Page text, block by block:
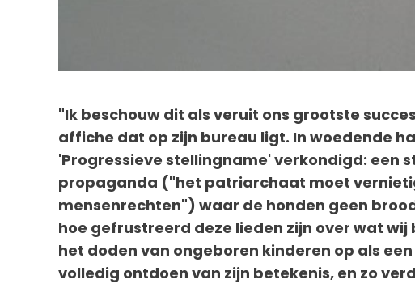
"Ik beschouw dit als veruit ons grootste
affiche dat op zijn bureau ligt. In woedende
'Progressieve stellingname' verkondigd: een
propaganda ("het patriarchaat moet
mensenrechten") waar de honden geen
hoe gefrustreerd deze lieden zijn over wat wij
het doden van ongeboren kinderen op als
volledig ontdoen van zijn betekenis, en zo